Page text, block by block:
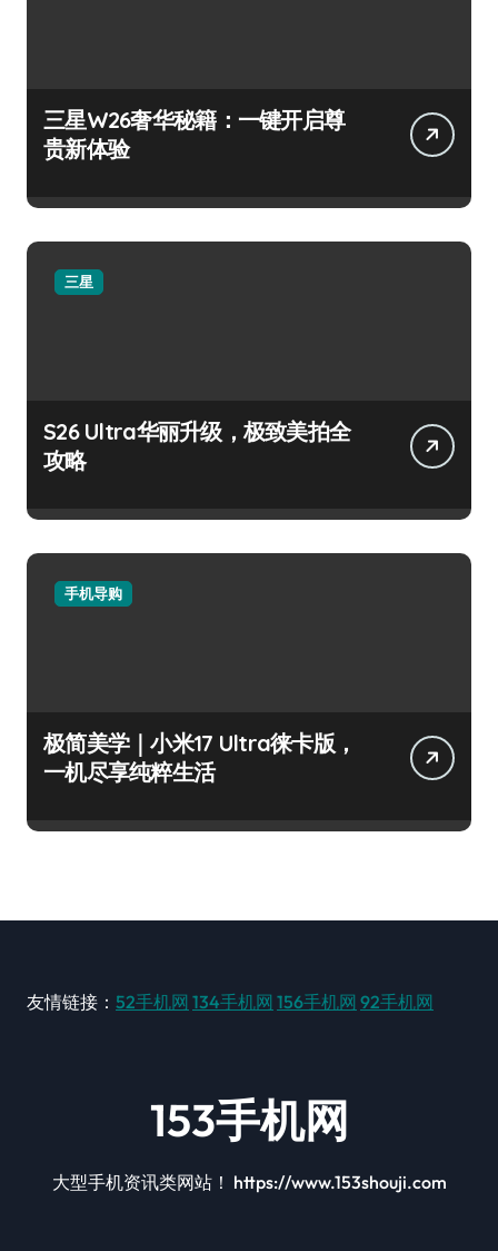
三星W26奢华秘籍：一键开启尊
贵新体验
三星
S26 Ultra华丽升级，极致美拍全
攻略
手机导购
极简美学｜小米17 Ultra徕卡版，
一机尽享纯粹生活
友情链接： 52手机网 134手机网 156手机网 92手机网
153手机网
大型手机资讯类网站！ https://www.153shouji.com